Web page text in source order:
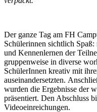
Der ganze Tag am FH
Schülerinnen sichtlich
und Kennenlernen der
gruppenweise in diverse
SchülerInnen kreativ mit
auseinandersetzten.
wurden die Ergebnisse der
präsentiert. Den Abschluss
Videoeinreichungen.